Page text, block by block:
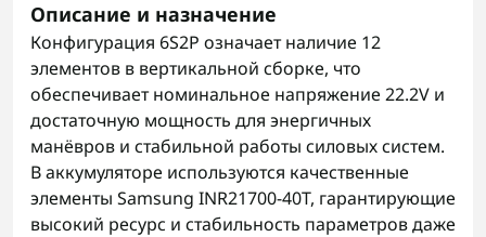
Описание и назначение
Конфигурация 6S2P означает наличие 12
элементов в вертикальной сборке, что
обеспечивает номинальное напряжение 22.2V и
достаточную мощность для энергичных
манёвров и стабильной работы силовых систем.
В аккумуляторе используются качественные
элементы Samsung INR21700-40T, гарантирующие
высокий ресурс и стабильность параметров даже